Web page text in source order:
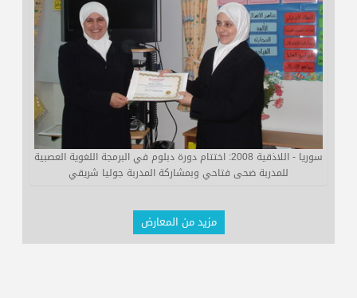
سوريا - اللاذقية 2008: اختتام دورة دبلوم في البرمجة اللغوية العصبية
للمدربة ضحى فتاحي وبمشاركة المدربة جوليا شريقي
مزيد من المعارض